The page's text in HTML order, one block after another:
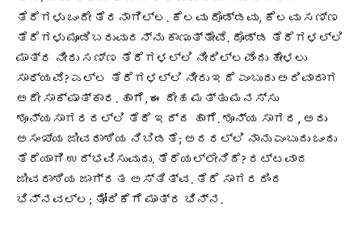
ತೆರೆಗಳು ಒಂದೇ ತೆರನಾಗಿಲ್ಲ. ಕೆಲವು ದೊಡ್ಡವು, ಕೆಲವು ಸಣ್ಣ
ತೆರೆಗಳು ಮೂಡಿಬರುವುದನ್ನು ಕಾಣುತ್ತೇವೆ. ದೊಡ್ಡ ತೆರೆಗಳಲ್ಲಿ
ಮಾತ್ರ ನೀರು ಸಣ್ಣ ತೆರೆಗಳಲ್ಲಿ ನೀರಿಲ್ಲವೆಂದು ಹೇಳಲು
ಸಾಧ್ಯವೆ? ಎಲ್ಲ ತೆರೆಗಳಲ್ಲಿ ನೀರು ಇದೆ ಎಂಬುದು ಅರಿವಾದಾಗ
ಅದೇ ಸಾಕ್ಷಾತ್ಕಾರ. ಹಾಗೆ, ಈ ದೇಹ ಮತ್ತು ಮನಸ್ಸು
ಶೂನ್ಯಸಾಗರದಲ್ಲಿ ತೆರೆ ಇದ್ದ ಹಾಗೆ. ಶೂನ್ಯ ಸಾಗರ, ಅದು
ಅಸಂಖ್ಯ ಜೀವರಾಶಿಯ ನಿಬಿಡತೆ; ಅದರಲ್ಲಿ ನಾನು ಎಂಬುದು ಒಂದು
ತೆರೆಯಾಗಿ ಉದ್ಭವಿಸುವುದು. ತೆರೆಯಲ್ಲೇನಿದೆ? ದಟ್ಟವಾದ
ಜೀವರಾಶಿಯ ಜಾಗ್ರತ ಅಸ್ತಿತ್ವ. ತೆರೆ ಸಾಗರದಿಂದ
ಭಿನ್ನವಲ್ಲ; ತೋರಿಕೆಗೆ ಮಾತ್ರ ಭಿನ್ನ.